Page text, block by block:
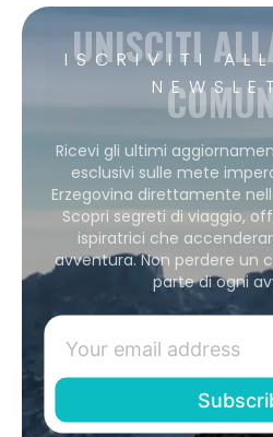
ISCRIVITI
UNISCITI
Ricevi gli ultimi
esclusivi sulle mete
Erzegovina direttamente
Scopri segreti di viaggio,
ispiratrici che
avventura. Non perdere un
parte di ogni